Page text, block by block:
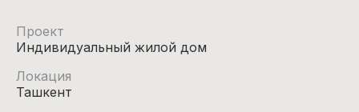
Проект
Индивидуальный жилой дом
Локация
Ташкент